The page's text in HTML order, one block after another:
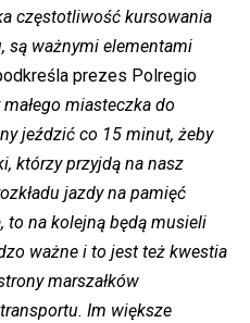
częstotliwość kursowania
są ważnymi elementami
prezes Polregio
miasteczka do
jeździć co 15 minut, żeby
którzy przyjdą na nasz
jazdy na pamięć
to na kolejną będą musieli
ważne i to jest też kwestia
marszałków
Im większe